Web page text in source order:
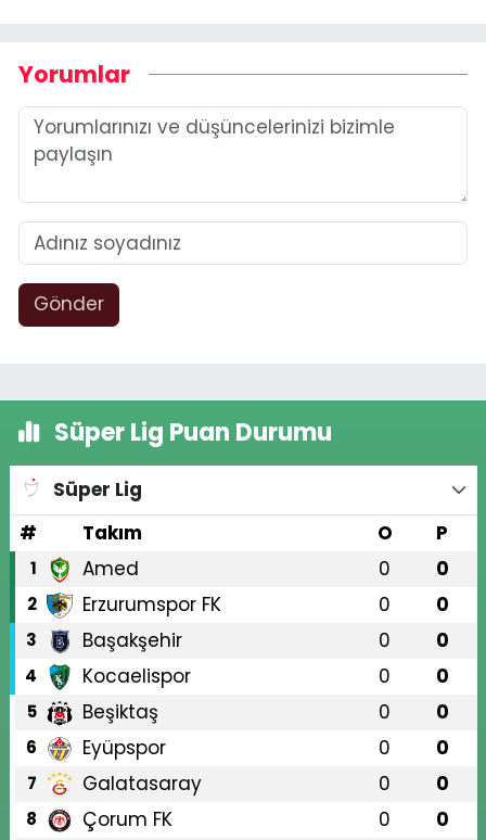
Yorumlar
Gönder
Süper Lig Puan Durumu
Süper Lig
#
Takım O P
1 Amed 0 0
2 Erzurumspor FK 0 0
3 Başakşehir 0 0
4 Kocaelispor 0 0
5 Beşiktaş 0 0
6 Eyüpspor 0 0
7 Galatasaray 0 0
8 Çorum FK 0 0